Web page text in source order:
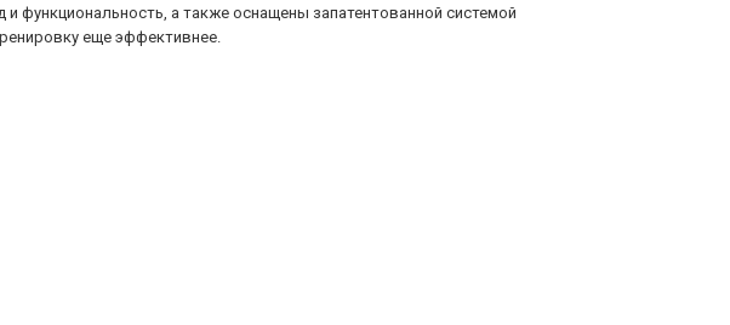
а также оснащены запатентованной системой
еще эффективнее.